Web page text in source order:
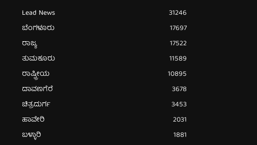
Lead News
31246
ಬೆಂಗಳೂರು
17697
ರಾಜ್ಯ
17522
ತುಮಕೂರು
11589
ರಾಷ್ಟ್ರೀಯ
10895
ದಾವಣಗೆರೆ
3678
ಚಿತ್ರದುರ್ಗ
3453
ಹಾವೇರಿ
2031
ಬಳ್ಳಾರಿ
1881